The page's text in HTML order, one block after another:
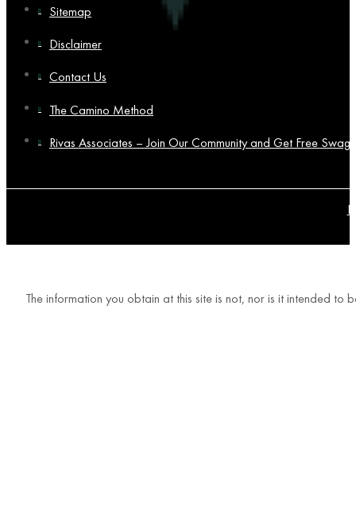
Sitemap
Disclaimer
Contact Us
The Camino Method
Rivas Associates – Join Our Community and Get Free Swag!
The information you obtain at this site is not, nor is it intended